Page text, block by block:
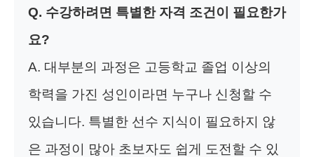
Q. 수강하려면 특별한 자격 조건이 필요한가
요?
A. 대부분의 과정은 고등학교 졸업 이상의
학력을 가진 성인이라면 누구나 신청할 수
있습니다. 특별한 선수 지식이 필요하지 않
은 과정이 많아 초보자도 쉽게 도전할 수 있